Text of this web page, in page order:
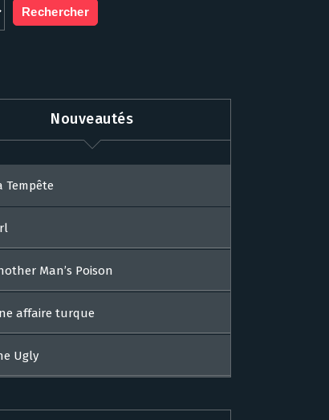
Nouveautés
Tempête
Man’s Poison
affaire turque
Ugly